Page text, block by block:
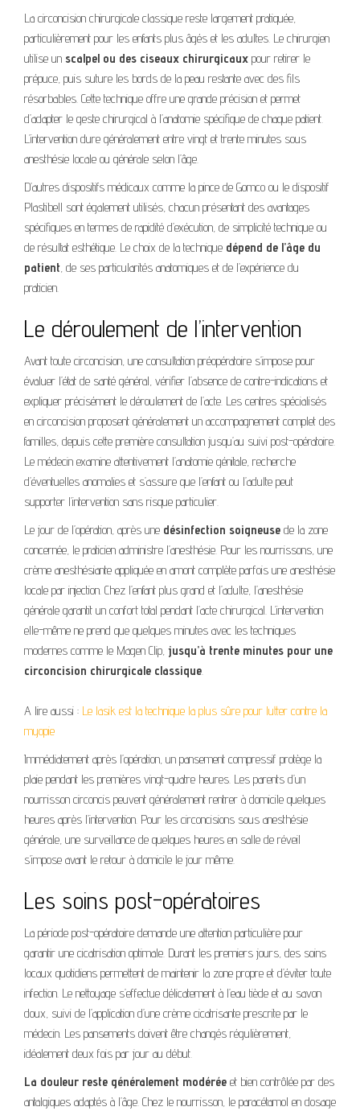
La circoncision chirurgicale classique reste largement pratiquée,
particulièrement pour les enfants plus âgés et les adultes. Le chirurgien
utilise un scalpel ou des ciseaux chirurgicaux pour retirer le
prépuce, puis suture les bords de la peau restante avec des fils
résorbables. Cette technique offre une grande précision et permet
d’adapter le geste chirurgical à l’anatomie spécifique de chaque patient.
L’intervention dure généralement entre vingt et trente minutes sous
anesthésie locale ou générale selon l’âge.
D’autres dispositifs médicaux comme la pince de Gomco ou le dispositif
Plastibell sont également utilisés, chacun présentant des avantages
spécifiques en termes de rapidité d’exécution, de simplicité technique ou
de résultat esthétique. Le choix de la technique dépend de l’âge du
patient, de ses particularités anatomiques et de l’expérience du
praticien.
Le déroulement de l’intervention
Avant toute circoncision, une consultation préopératoire s’impose pour
évaluer l’état de santé général, vérifier l’absence de contre-indications et
expliquer précisément le déroulement de l’acte. Les centres spécialisés
en circoncision proposent généralement un accompagnement complet des
familles, depuis cette première consultation jusqu’au suivi post-opératoire.
Le médecin examine attentivement l’anatomie génitale, recherche
d’éventuelles anomalies et s’assure que l’enfant ou l’adulte peut
supporter l’intervention sans risque particulier.
Le jour de l’opération, après une désinfection soigneuse de la zone
concernée, le praticien administre l’anesthésie. Pour les nourrissons, une
crème anesthésiante appliquée en amont complète parfois une anesthésie
locale par injection. Chez l’enfant plus grand et l’adulte, l’anesthésie
générale garantit un confort total pendant l’acte chirurgical. L’intervention
elle-même ne prend que quelques minutes avec les techniques
modernes comme le Magen Clip, jusqu’à trente minutes pour une
circoncision chirurgicale classique.
A lire aussi : Le lasik est la technique la plus sûre pour lutter contre la
myopie
Immédiatement après l’opération, un pansement compressif protège la
plaie pendant les premières vingt-quatre heures. Les parents d’un
nourrisson circoncis peuvent généralement rentrer à domicile quelques
heures après l’intervention. Pour les circoncisions sous anesthésie
générale, une surveillance de quelques heures en salle de réveil
s’impose avant le retour à domicile le jour même.
Les soins post-opératoires
La période post-opératoire demande une attention particulière pour
garantir une cicatrisation optimale. Durant les premiers jours, des soins
locaux quotidiens permettent de maintenir la zone propre et d’éviter toute
infection. Le nettoyage s’effectue délicatement à l’eau tiède et au savon
doux, suivi de l’application d’une crème cicatrisante prescrite par le
médecin. Les pansements doivent être changés régulièrement,
idéalement deux fois par jour au début.
La douleur reste généralement modérée et bien contrôlée par des
antalgiques adaptés à l’âge. Chez le nourrisson, le paracétamol en dosage